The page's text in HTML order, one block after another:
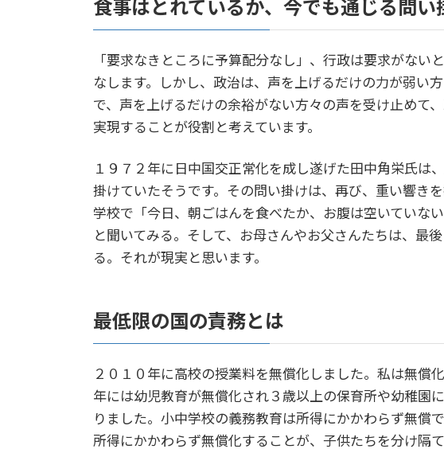
食事はとれているか、今でも通じる問い
「要求なきところに予算配分なし」、行政は要求がない
なします。しかし、政治は、声を上げるだけの力が弱い
で、声を上げるだけの余裕がない方々の声を受け止めて
実現することが役割と考えています。
１９７２年に日中国交正常化を成し遂げた田中角栄氏は
掛けていたそうです。その問い掛けは、再び、重い響き
学校で「今日、朝ごはんを食べたか、お腹は空いていな
と聞いてみる。そして、お母さんやお父さんたちは、最
る。それが現実と思います。
最低限の国の責務とは
２０１０年に高校の授業料を無償化しました。私は無償
年には幼児教育が無償化され３歳以上の保育所や幼稚園
りました。小中学校の義務教育は所得にかかわらず無償
所得にかかわらず無償化することが、子供たちを分け隔